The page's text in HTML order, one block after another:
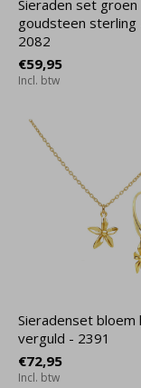
Sieraden set groen
goudsteen sterling
2082
€59,95
Incl. btw
Sieradenset bloem
verguld - 2391
€72,95
Incl. btw